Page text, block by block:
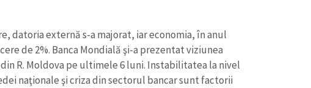
datoria externă s-a majorat, iar economia, în anul
de 2%. Banca Mondială şi-a prezentat viziunea
R. Moldova pe ultimele 6 luni. Instabilitatea la nivel
naţionale şi criza din sectorul bancar sunt factorii